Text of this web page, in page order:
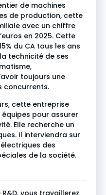
de machines
de production, cette
avec un chiffre
en 2025. Cette
du CA tous les ans
technicité de ses
toujours une
concurrents.
cette entreprise
pour assurer
Elle recherche un
Il interviendra sur
des
de la société.
vous travaillerez